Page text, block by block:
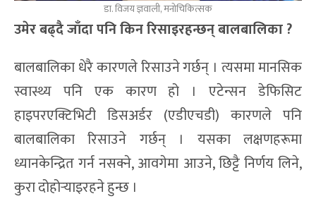
डा. विजय ज्ञवाली, मनोचिकित्सक
उमेर बढ्दै जाँदा पनि किन रिसाइरहन्छन् बालबालिका ?
बालबालिका धेरै कारणले रिसाउने गर्छन् । त्यसमा मानसिक
स्वास्थ्य पनि एक कारण हो । एटेन्सन डेफिसिट
हाइपरएक्टिभिटी डिसअर्डर (एडीएचडी) कारणले पनि
बालबालिका रिसाउने गर्छन् । यसका लक्षणहरूमा
ध्यानकेन्द्रित गर्न नसक्ने, आवगेमा आउने, छिट्टै निर्णय लिने,
कुरा दोहोर्‍याइरहने हुन्छ ।